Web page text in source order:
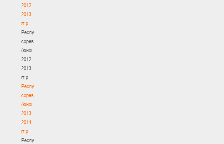
2012-
2013
гг.р.
Республиканские
соревнования
(юноши)
2012-
2013
гг.р.
Республиканские
соревнования
(юноши)
2013-
2014
гг.р.
Республиканские